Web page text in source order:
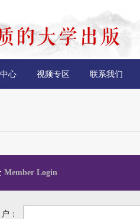
心 视频专区 联系我们
Member Login
：